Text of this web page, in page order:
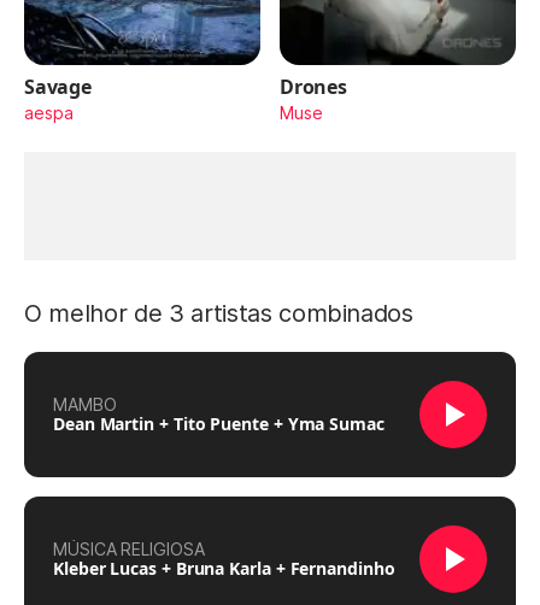
Savage
aespa
Drones
Muse
O melhor de 3 artistas combinados
MAMBO
Dean Martin + Tito Puente + Yma Sumac
MÚSICA RELIGIOSA
Kleber Lucas + Bruna Karla + Fernandinho